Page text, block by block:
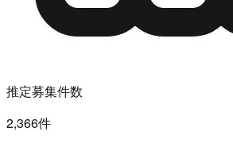
推定募集件数
2,366件